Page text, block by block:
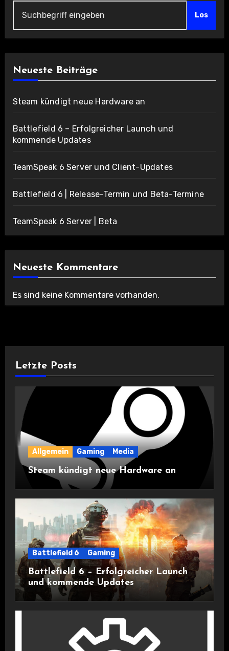
Los
Neueste Beiträge
Steam kündigt neue Hardware an
Battlefield 6 – Erfolgreicher Launch und
kommende Updates
TeamSpeak 6 Server und Client-Updates
Battlefield 6 | Release-Termin und Beta-Termine
TeamSpeak 6 Server | Beta
Neueste Kommentare
Es sind keine Kommentare vorhanden.
Letzte Posts
Allgemein Gaming Media
Steam kündigt neue Hardware an
Battlefield 6 Gaming
Battlefield 6 – Erfolgreicher Launch
und kommende Updates